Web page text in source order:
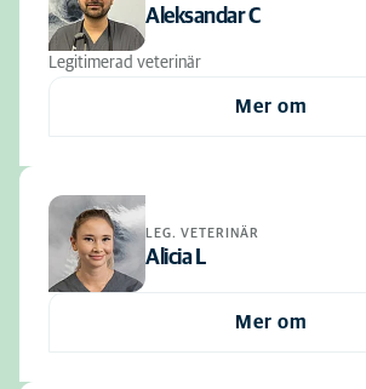
Aleksandar C
Legitimerad veterinär
Mer om
LEG. VETERINÄR
Alicia L
Mer om